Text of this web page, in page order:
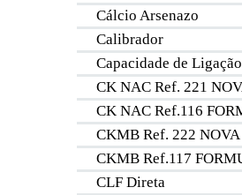
Cálcio Arsenazo
Calibrador
Capacidade de
CK NAC Ref. 221
CK NAC Ref.116
CKMB Ref. 222
CKMB Ref.117
CLF Direta